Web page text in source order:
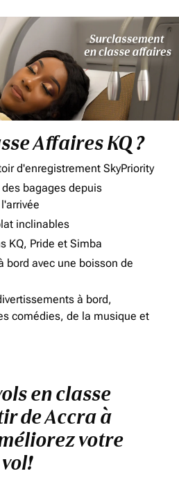
Affaires KQ ?
d'enregistrement SkyPriority
bagages depuis
inclinables
KQ, Pride et Simba
bord avec une boisson de
à bord,
comédies, de la musique et
en classe
de Accra à
votre